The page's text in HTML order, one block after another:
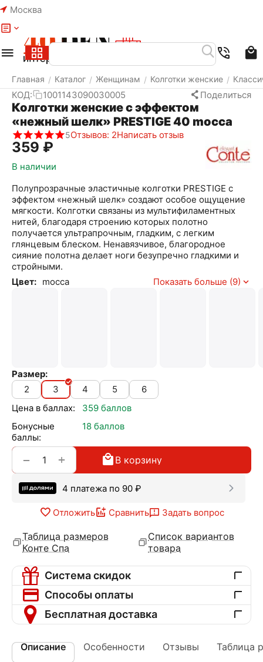
Москва
Главная / Каталог / Женщинам / Колготки женские /
КОД: 1001143090030005 Поделиться
Колготки женские с эффектом
«нежный шелк» PRESTIGE 40 mocca
5Отзывов: 2Написать отзыв
‍359‍ ₽
В наличии
Полупрозрачные эластичные колготки PRESTIGE с
эффектом «нежный шелк» создают особое ощущение
мягкости. Колготки связаны из мультифиламентных
нитей, благодаря строению которых полотно
получается ультрапрочным, гладким, с легким
глянцевым блеском. Ненавязчивое, благородное
сияние полотна делает ноги безупречно гладкими и
стройными.
Цвет: mocca Показать больше (9)
Размер:
2
3 4 5
6
Цена в баллах:
359 баллов
Бонусные
баллы:
18 баллов
+
− В корзину
4 платежа по 90 ₽
Отложить Сравнить Задать вопрос
Таблица размеров
Конте Спа
Список вариантов
товара
Система скидок
Способы оплаты
Бесплатная доставка
Описание Особенности Отзывы Таблица
Меню